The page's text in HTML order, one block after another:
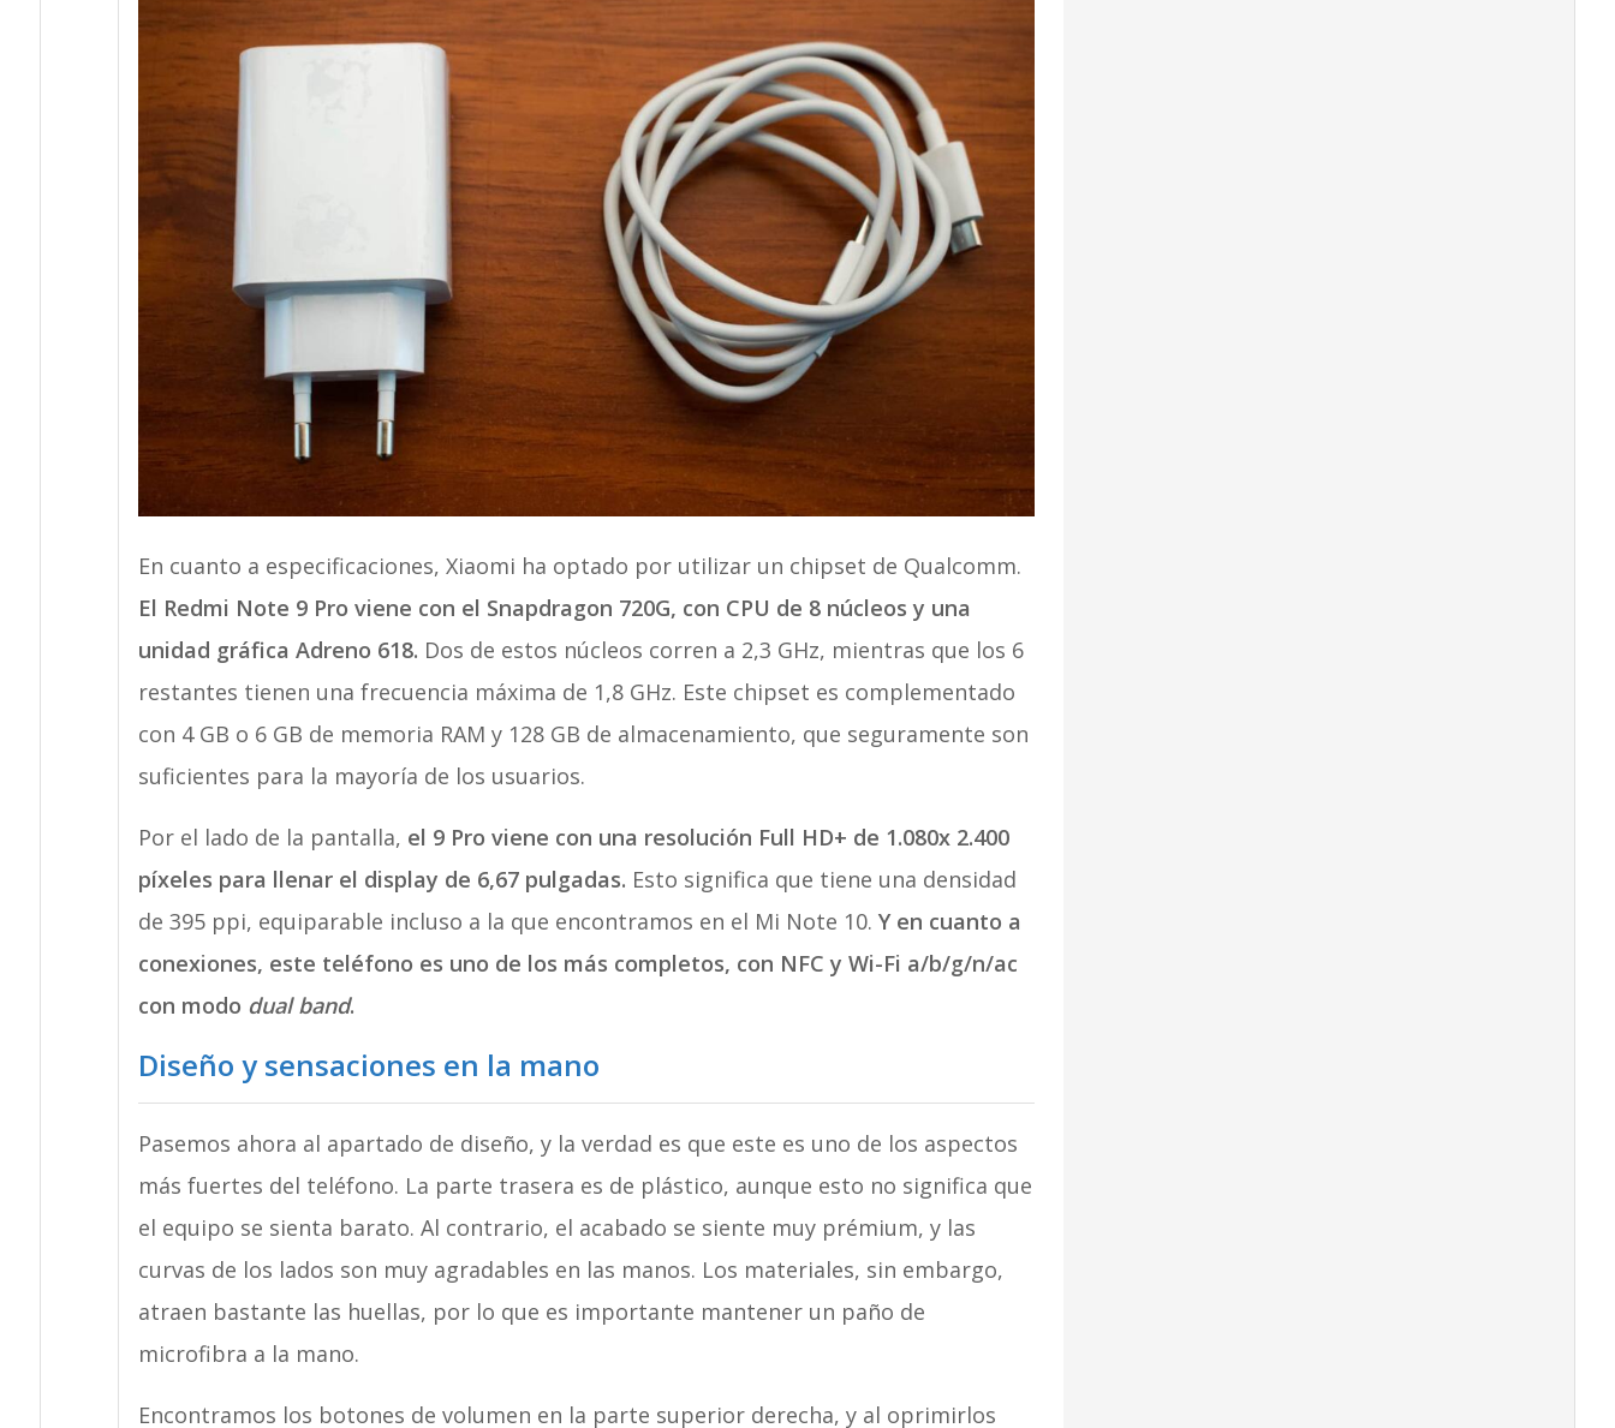
En cuanto a especificaciones, Xiaomi ha optado por utilizar un chipset de Qualcomm.
El Redmi Note 9 Pro viene con el Snapdragon 720G, con CPU de 8 núcleos y una
unidad gráfica Adreno 618. Dos de estos núcleos corren a 2,3 GHz, mientras que los 6
restantes tienen una frecuencia máxima de 1,8 GHz. Este chipset es complementado
con 4 GB o 6 GB de memoria RAM y 128 GB de almacenamiento, que seguramente son
suficientes para la mayoría de los usuarios.
Por el lado de la pantalla, el 9 Pro viene con una resolución Full HD+ de 1.080x 2.400
píxeles para llenar el display de 6,67 pulgadas. Esto significa que tiene una densidad
de 395 ppi, equiparable incluso a la que encontramos en el Mi Note 10. Y en cuanto a
conexiones, este teléfono es uno de los más completos, con NFC y Wi-Fi a/b/g/n/ac
con modo dual band.
Diseño y sensaciones en la mano
Pasemos ahora al apartado de diseño, y la verdad es que este es uno de los aspectos
más fuertes del teléfono. La parte trasera es de plástico, aunque esto no significa que
el equipo se sienta barato. Al contrario, el acabado se siente muy prémium, y las
curvas de los lados son muy agradables en las manos. Los materiales, sin embargo,
atraen bastante las huellas, por lo que es importante mantener un paño de
microfibra a la mano.
Encontramos los botones de volumen en la parte superior derecha, y al oprimirlos